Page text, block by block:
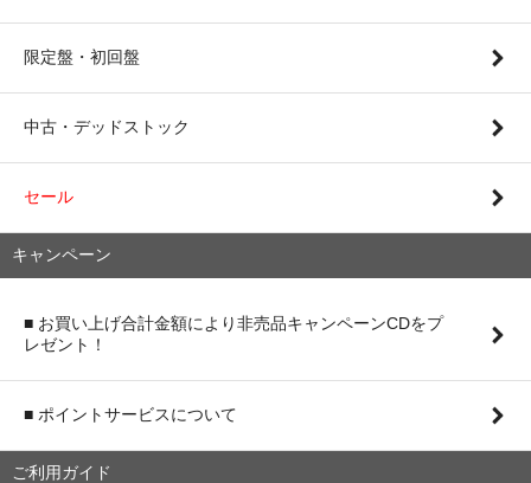
限定盤・初回盤
中古・デッドストック
セール
キャンペーン
■ お買い上げ合計金額により非売品キャンペーンCDをプ
レゼント！
■ ポイントサービスについて
ご利用ガイド